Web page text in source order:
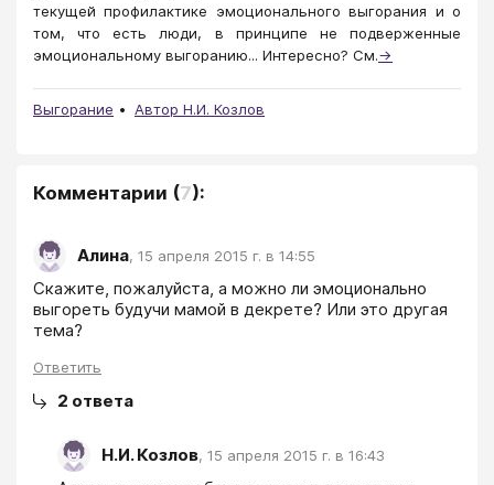
текущей профилактике эмоционального выгорания и о
том, что есть люди, в принципе не подверженные
эмоциональному выгоранию... Интересно? См.→
Выгорание Автор Н.И. Козлов
Комментарии (7):
Алина, 15 апреля 2015 г. в 14:55
Скажите, пожалуйста, а можно ли эмоционально
выгореть будучи мамой в декрете? Или это другая
тема?
Ответить
2 ответа
Н.И. Козлов, 15 апреля 2015 г. в 16:43